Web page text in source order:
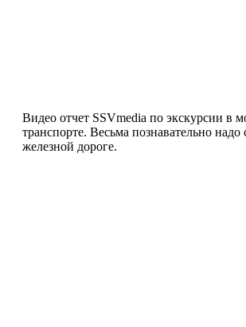
Видео отчет SSVmedia по экскурсии в
транспорте. Весьма познавательно
железной дороге.